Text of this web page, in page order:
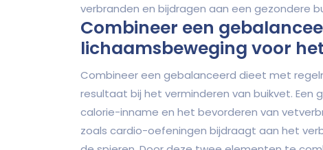
verbranden en bijdragen aan een gezondere
Combineer een
lichaamsbeweging voor
Combineer een gebalanceerd dieet met
resultaat bij het verminderen van buikvet.
calorie-inname en het bevorderen van
zoals cardio-oefeningen bijdraagt aan het